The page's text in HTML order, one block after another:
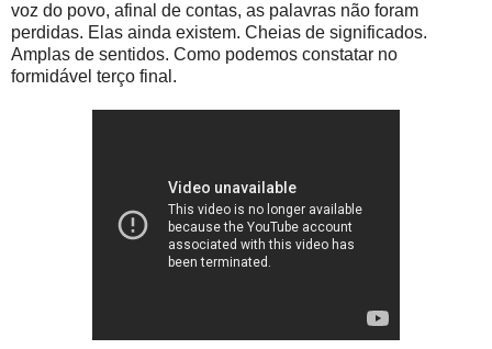
voz do povo, afinal de contas, as palavras não foram
perdidas. Elas ainda existem. Cheias de significados.
Amplas de sentidos. Como podemos constatar no
formidável terço final.